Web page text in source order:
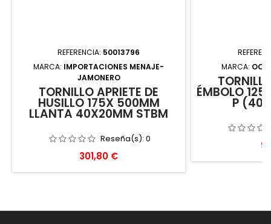
REFERENCIA: 50013796
MARCA: IMPORTACIONES MENAJE-
JAMONERO
TORNILLO APRIETE DE
HUSILLO 175X 500MM
LLANTA 40X20MM STBM
Reseña(s): 0
Precio
301,80 €
MARCA:
ÉMBOLO
P